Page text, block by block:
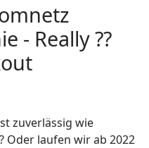
- Really ??
zuverlässig wie
Oder laufen wir ab 2022